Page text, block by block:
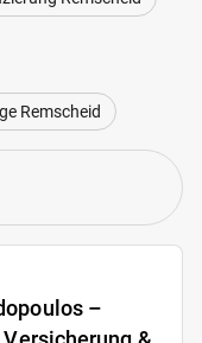
Remscheid
–